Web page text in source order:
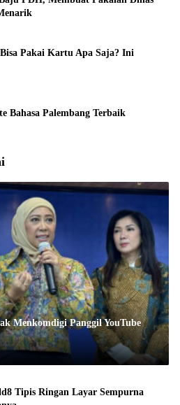
Pakai Kartu Apa Saja? Ini
Bahasa Palembang Terbaik
Menkomdigi Panggil YouTube
Tipis Ringan Layar Sempurna